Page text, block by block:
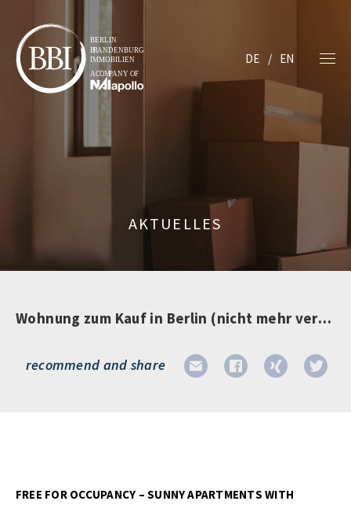
DE EN
AKTUELLES
Wohnung zum Kauf in Berlin (nicht mehr verfügbar)
recommend and share
FREE FOR OCCUPANCY – SUNNY APARTMENTS WITH